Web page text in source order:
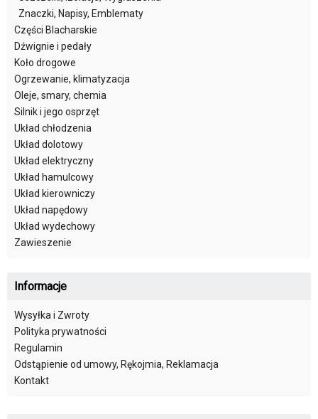
Znaczki, Napisy, Emblematy
Części Blacharskie
Dźwignie i pedały
Koło drogowe
Ogrzewanie, klimatyzacja
Oleje, smary, chemia
Silnik i jego osprzęt
Układ chłodzenia
Układ dolotowy
Układ elektryczny
Układ hamulcowy
Układ kierowniczy
Układ napędowy
Układ wydechowy
Zawieszenie
Informacje
Wysyłka i Zwroty
Polityka prywatności
Regulamin
Odstąpienie od umowy, Rękojmia, Reklamacja
Kontakt